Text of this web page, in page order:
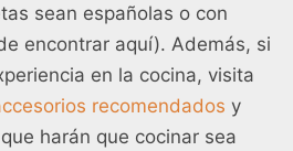
sean españolas o con
encontrar aquí). Además, si
en la cocina, visita
recomendados y
harán que cocinar sea